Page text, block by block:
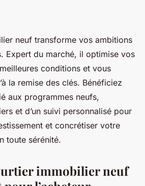
neuf transforme vos ambitions
Expert du marché, il optimise vos
conditions et vous
la remise des clés. Bénéficiez
aux programmes neufs,
et d’un suivi personnalisé pour
et concrétiser votre
toute sérénité.
immobilier neuf